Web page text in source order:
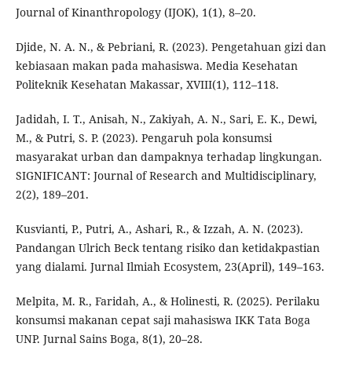
Journal of Kinanthropology (IJOK), 1(1), 8–20.
Djide, N. A. N., & Pebriani, R. (2023). Pengetahuan gizi dan
kebiasaan makan pada mahasiswa. Media Kesehatan
Politeknik Kesehatan Makassar, XVIII(1), 112–118.
Jadidah, I. T., Anisah, N., Zakiyah, A. N., Sari, E. K., Dewi,
M., & Putri, S. P. (2023). Pengaruh pola konsumsi
masyarakat urban dan dampaknya terhadap lingkungan.
SIGNIFICANT: Journal of Research and Multidisciplinary,
2(2), 189–201.
Kusvianti, P., Putri, A., Ashari, R., & Izzah, A. N. (2023).
Pandangan Ulrich Beck tentang risiko dan ketidakpastian
yang dialami. Jurnal Ilmiah Ecosystem, 23(April), 149–163.
Melpita, M. R., Faridah, A., & Holinesti, R. (2025). Perilaku
konsumsi makanan cepat saji mahasiswa IKK Tata Boga
UNP. Jurnal Sains Boga, 8(1), 20–28.